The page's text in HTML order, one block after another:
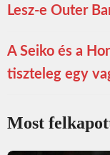
Lesz-e Outer
A Seiko és a
tiszteleg egy
Most